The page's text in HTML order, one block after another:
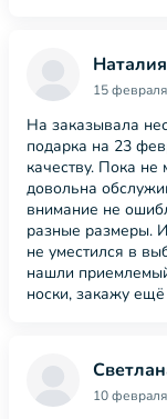
15
На заказывала
подарка на 23
качеству. Пока не
довольна
внимание не
разные размеры.
не уместился в
нашли
носки, закажу
10